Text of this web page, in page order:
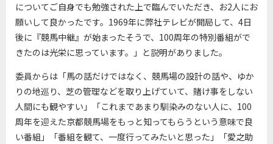
についてご自身でも勉強された上で臨んでいただき、お2人にお
願いして良かったです。1969年に弊社テレビが開局して、4日
後に『競馬中継』が始まったそうで、100周年の特別番組がで
きたのは光栄に思っています。」と説明がありました。
委員からは「馬の話だけではなく、競馬場の設計の話や、ゆか
りの地巡り、芝の管理などを取り上げていて、賭け事をしない
人間にも観やすい」「これまであまり馴染みのない人に、100
周年を迎えた京都競馬場をもっと知ってもらうという意味で良
い番組」「番組を観て、一度行ってみたいと思った」「愛之助